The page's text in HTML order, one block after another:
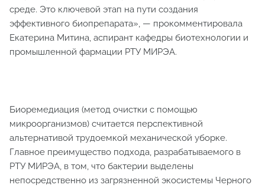
среде. Это ключевой этап на пути создания
эффективного биопрепарата», — прокомментировала
Екатерина Митина, аспирант кафедры биотехнологии и
промышленной фармации РТУ МИРЭА.
Биоремедиация (метод очистки с помощью
микроорганизмов) считается перспективной
альтернативой трудоемкой механической уборке.
Главное преимущество подхода, разрабатываемого в
РТУ МИРЭА, в том, что бактерии выделены
непосредственно из загрязненной экосистемы Черного